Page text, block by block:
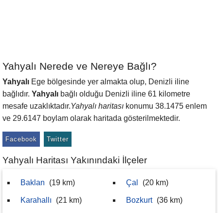
Yahyalı Nerede ve Nereye Bağlı?
Yahyalı Ege bölgesinde yer almakta olup, Denizli iline
bağlıdır. Yahyalı bağlı olduğu Denizli iline 61 kilometre
mesafe uzaklıktadır.Yahyalı haritası konumu 38.1475 enlem
ve 29.6147 boylam olarak haritada gösterilmektedir.
Facebook Twitter
Yahyalı Haritası Yakınındaki İlçeler
Baklan (19 km)
Karahallı (21 km)
Çal (20 km)
Bozkurt (36 km)